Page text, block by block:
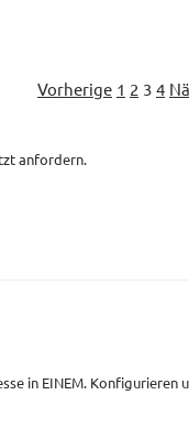
Vorherige 1 2 3 4
anfordern.
in EINEM. Konfigurieren